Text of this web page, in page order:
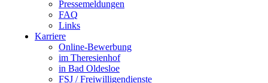
Pressemeldungen
FAQ
Links
Karriere
Online-Bewerbung
im Theresienhof
in Bad Oldesloe
FSJ / Freiwilligendienste